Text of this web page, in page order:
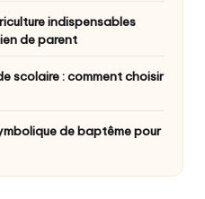
indispensables
de parent
scolaire : comment choisir
de baptême pour